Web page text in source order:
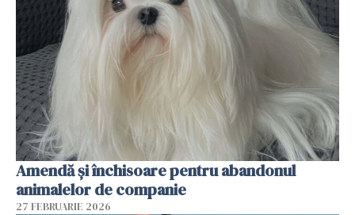
Amendă și închisoare pentru abandonul
animalelor de companie
27 FEBRUARIE 2026